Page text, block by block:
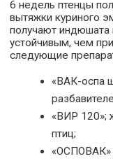
6 недель птенцы
вытяжки куриного
получают индюшата
устойчивым, чем
следующие
«ВАК-оспа
«ВИР 120»;
птиц;
«ОСПОВАК»